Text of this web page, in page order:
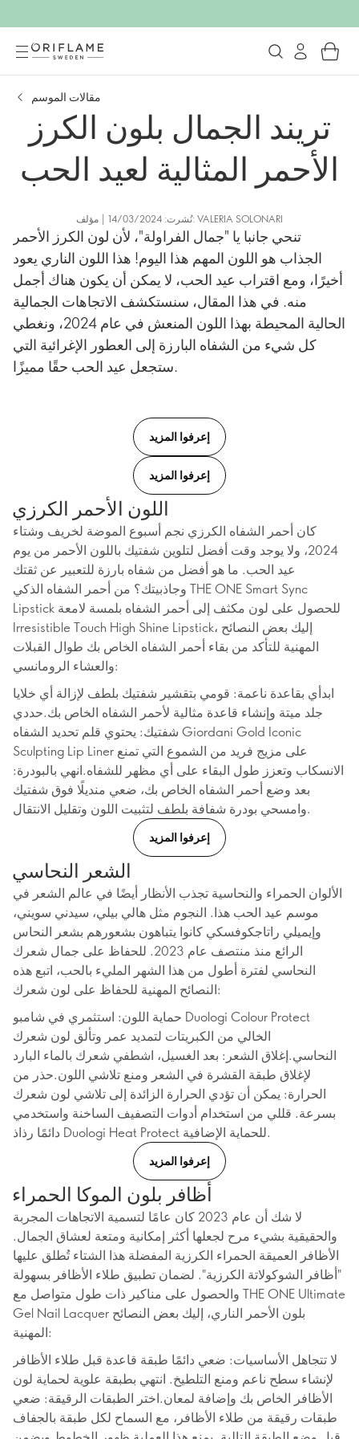
مقالات الموسم
تريند الجمال بلون الكرز
الأحمر المثالية لعيد الحب
نُشرت: 14/03/2024 | مؤلف: VALERIA SOLONARI
تنحي جانبا يا "جمال الفراولة"، لأن لون الكرز الأحمر
الجذاب هو اللون المهم هذا اليوم! هذا اللون الناري يعود
أخيرًا، ومع اقتراب عيد الحب، لا يمكن أن يكون هناك أجمل
منه. في هذا المقال، سنستكشف الاتجاهات الجمالية
الحالية المحيطة بهذا اللون المنعش في عام 2024، ونغطي
كل شيء من الشفاه البارزة إلى العطور الإغرائية التي
ستجعل عيد الحب حقًا مميزًا.
إعرفوا المزيد
إعرفوا المزيد
اللون الأحمر الكرزي
كان أحمر الشفاه الكرزي نجم أسبوع الموضة لخريف وشتاء
2024، ولا يوجد وقت أفضل لتلوين شفتيك باللون الأحمر من يوم
عيد الحب. ما هو أفضل من شفاه بارزة للتعبير عن ثقتك
وجاذبيتك؟ من أحمر الشفاه الذكي THE ONE Smart Sync
Lipstick للحصول على لون مكثف إلى أحمر الشفاه بلمسة لامعة
Irresistible Touch High Shine Lipstick، إليك بعض النصائح
المهنية للتأكد من بقاء أحمر الشفاه الخاص بك طوال القبلات
والعشاء الرومانسي:
ابدأي بقاعدة ناعمة: قومي بتقشير شفتيك بلطف لإزالة أي خلايا
جلد ميتة وإنشاء قاعدة مثالية لأحمر الشفاه الخاص بك.حددي
شفتيك: يحتوي قلم تحديد الشفاه Giordani Gold Iconic
Sculpting Lip Liner على مزيج فريد من الشموع التي تمنع
الانسكاب وتعزز طول البقاء على أي مظهر للشفاه.انهي بالبودرة:
بعد وضع أحمر الشفاه الخاص بك، ضعي منديلًا فوق شفتيك
وامسحي بودرة شفافة بلطف لتثبيت اللون وتقليل الانتقال.
إعرفوا المزيد
الشعر النحاسي
الألوان الحمراء والنحاسية تجذب الأنظار أيضًا في عالم الشعر في
موسم عيد الحب هذا. النجوم مثل هالي بيلي، سيدني سويني،
وإيميلي راتاجكوفسكي كانوا يتباهون بشعورهم بشعر النحاس
الرائع منذ منتصف عام 2023. للحفاظ على جمال شعرك
النحاسي لفترة أطول من هذا الشهر المليء بالحب، اتبع هذه
النصائح المهنية للحفاظ على لون شعرك:
حماية اللون: استثمري في شامبو Duologi Colour Protect
الخالي من الكبريتات لتمديد عمر وتألق لون شعرك
النحاسي.إغلاق الشعر: بعد الغسيل، اشطفي شعرك بالماء البارد
لإغلاق طبقة القشرة في الشعر ومنع تلاشي اللون.حذر من
الحرارة: يمكن أن تؤدي الحرارة الزائدة إلى تلاشي لون شعرك
بسرعة. قللي من استخدام أدوات التصفيف الساخنة واستخدمي
دائمًا رذاذ Duologi Heat Protect للحماية الإضافية.
إعرفوا المزيد
أظافر بلون الموكا الحمراء
لا شك أن عام 2023 كان عامًا لتسمية الاتجاهات المجربة
والحقيقية بشيء مرح لجعلها أكثر إمكانية ومتعة لعشاق الجمال.
الأظافر العميقة الحمراء الكرزية المفضلة هذا الشتاء تُطلق عليها
"أظافر الشوكولاتة الكرزية". لضمان تطبيق طلاء الأظافر بسهولة
والحصول على مناكير ذات طول متواصل مع THE ONE Ultimate
Gel Nail Lacquer بلون الأحمر الناري، إليك بعض النصائح
المهنية:
لا تتجاهل الأساسيات: ضعي دائمًا طبقة قاعدة قبل طلاء الأظافر
لإنشاء سطح ناعم ومنع التلطيخ. انتهي بطبقة علوية لحماية لون
الأظافر الخاص بك وإضافة لمعان.اختر الطبقات الرقيقة: ضعي
طبقات رقيقة من طلاء الأظافر، مع السماح لكل طبقة بالجفاف